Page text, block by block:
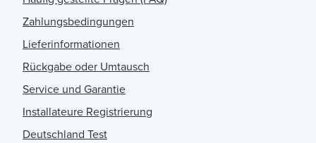
Zahlungsbedingungen
Lieferinformationen
Rückgabe oder Umtausch
Service und Garantie
Installateure Registrierung
Deutschland Test